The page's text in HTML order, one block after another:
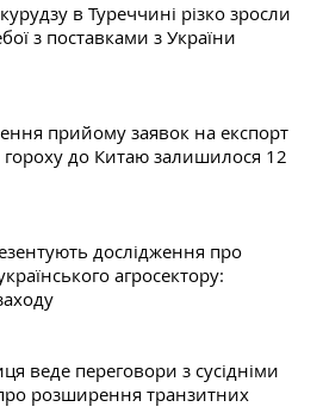
в Туреччині різко зросли
з поставками з України
прийому заявок на експорт
до Китаю залишилося 12
дослідження про
агросектору:
веде переговори з сусідніми
розширення транзитних